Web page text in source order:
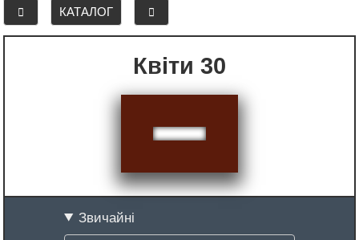
КАТАЛОГ
Квіти 30
Звичайні